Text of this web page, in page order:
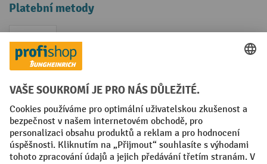
Platební metody
Faktura
Sociální sítě
Facebook
YouTubeLinkedIn